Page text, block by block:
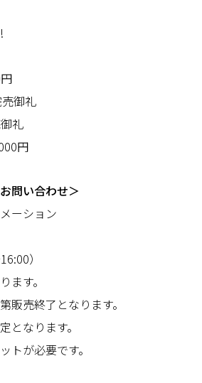
御礼
礼
円
問い合わせ＞
ーション
）
ます。
売終了となります。
となります。
トが必要です。